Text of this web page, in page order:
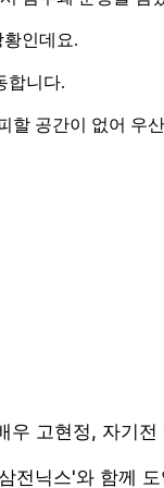
인데요.
합니다.
공간이 없어 우